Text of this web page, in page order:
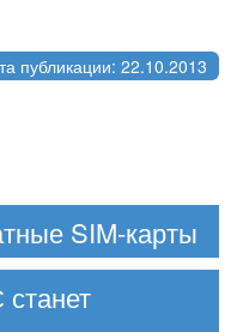
публикации: 22.10.2013
SIM-карты